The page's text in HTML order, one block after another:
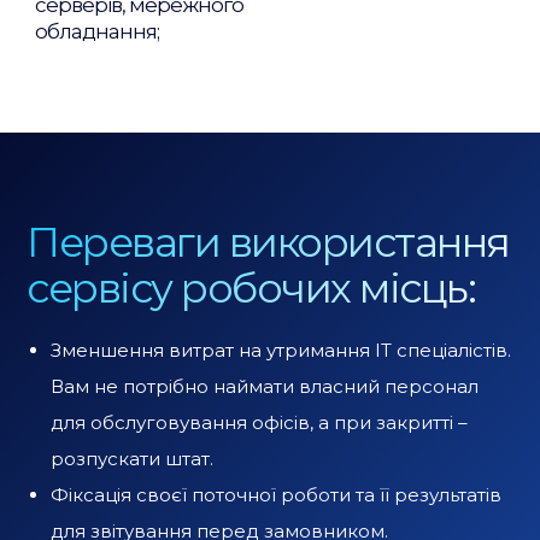
обладнання;
Переваги використання
сервісу робочих місць:
Зменшення витрат на утримання IT спеціалістів.
Вам не потрібно наймати власний персонал
для обслуговування офісів, а при закритті –
розпускати штат.
Фіксація своєї поточної роботи та її результатів
для звітування перед замовником.